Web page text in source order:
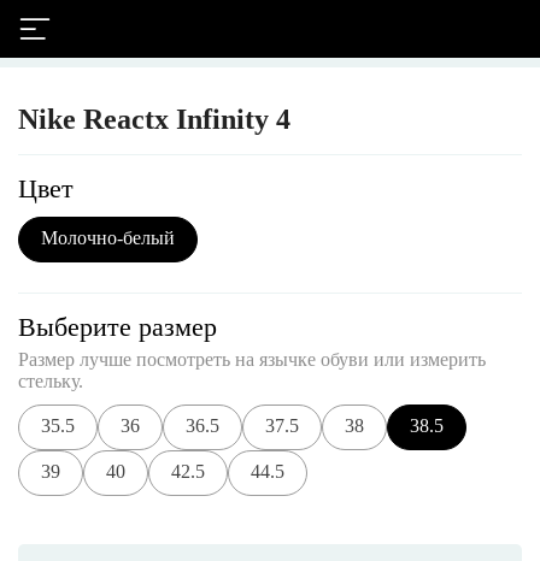
Nike Reactx Infinity 4
Цвет
Молочно-белый
Выберите размер
Размер лучше посмотреть на язычке обуви или измерить
стельку.
35.5 36 36.5 37.5 38 38.5
39 40 42.5 44.5